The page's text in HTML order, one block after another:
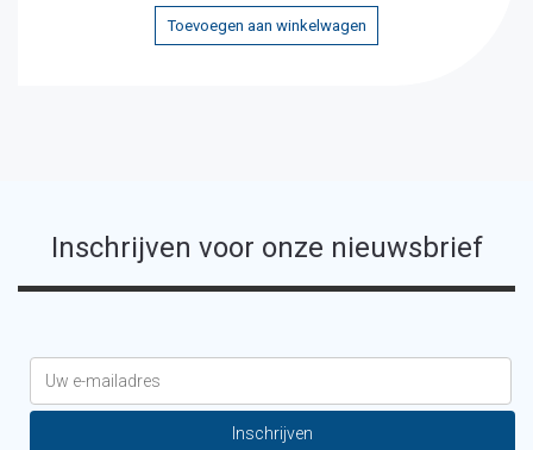
Toevoegen aan winkelwagen
Inschrijven voor onze nieuwsbrief